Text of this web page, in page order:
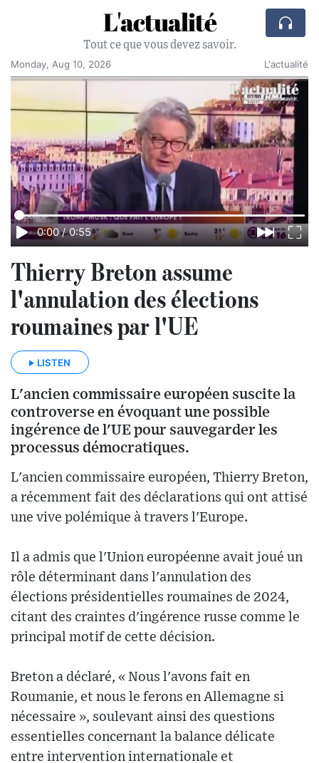
L'actualité
Tout ce que vous devez savoir.
Monday, Aug 10, 2026
L'actualité
0:00 / 0:55
Thierry Breton assume
l'annulation des élections
roumaines par l'UE
LISTEN
L'ancien commissaire européen suscite la
controverse en évoquant une possible
ingérence de l'UE pour sauvegarder les
processus démocratiques.
L'ancien commissaire européen, Thierry Breton,
a récemment fait des déclarations qui ont attisé
une vive polémique à travers l'Europe.
Il a admis que l'Union européenne avait joué un
rôle déterminant dans l'annulation des
élections présidentielles roumaines de 2024,
citant des craintes d'ingérence russe comme le
principal motif de cette décision.
Breton a déclaré, « Nous l'avons fait en
Roumanie, et nous le ferons en Allemagne si
nécessaire », soulevant ainsi des questions
essentielles concernant la balance délicate
entre intervention internationale et